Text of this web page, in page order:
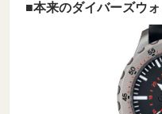
■本来のダイバーズウ